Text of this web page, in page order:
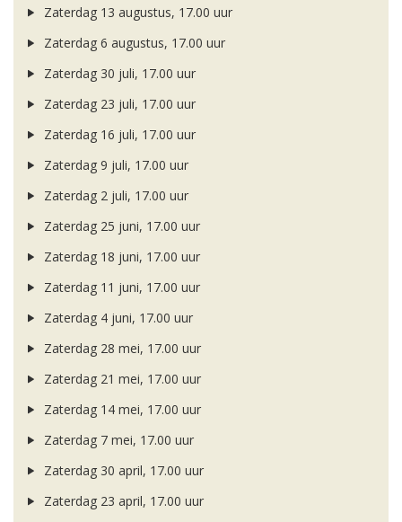
Zaterdag 13 augustus, 17.00 uur
Zaterdag 6 augustus, 17.00 uur
Zaterdag 30 juli, 17.00 uur
Zaterdag 23 juli, 17.00 uur
Zaterdag 16 juli, 17.00 uur
Zaterdag 9 juli, 17.00 uur
Zaterdag 2 juli, 17.00 uur
Zaterdag 25 juni, 17.00 uur
Zaterdag 18 juni, 17.00 uur
Zaterdag 11 juni, 17.00 uur
Zaterdag 4 juni, 17.00 uur
Zaterdag 28 mei, 17.00 uur
Zaterdag 21 mei, 17.00 uur
Zaterdag 14 mei, 17.00 uur
Zaterdag 7 mei, 17.00 uur
Zaterdag 30 april, 17.00 uur
Zaterdag 23 april, 17.00 uur